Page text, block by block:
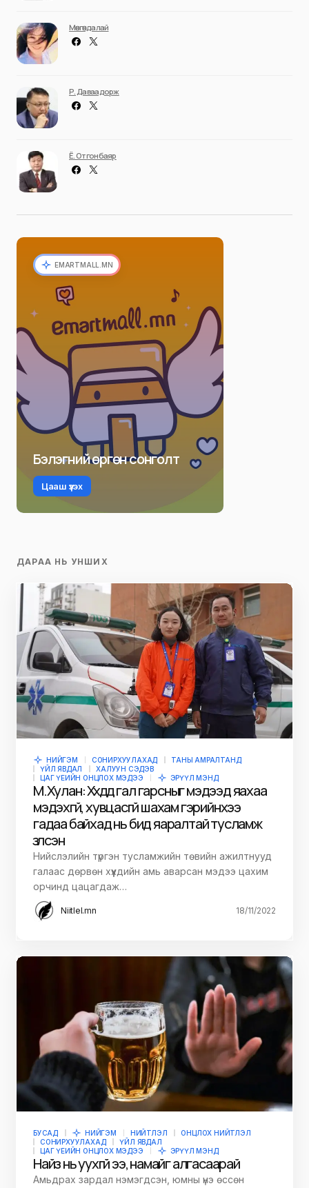
Мөнгөндалай
Р. Даваадорж
Ё. Отгонбаяр
EMARTMALL.MN
Бэлэгний өргөн сонголт
Цааш үзэх
ДАРАА НЬ УНШИХ
НИЙГЭМ СОНИРХУУЛАХАД
ТАНЫ АМРАЛТАНД
ҮЙЛ ЯВДАЛ
ХАЛУУН СЭДЭВ
ЦАГ ҮЕИЙН ОНЦЛОХ МЭДЭЭ
ЭРҮҮЛ МЭНД
М.Хулан: Хүүхдүүд гал гарсныг мэдээд яахаа
мэдэхгүй, хувцасгүй шахам гэрийнхээ
гадаа байхад нь бид яаралтай тусламж
үзүүлсэн
Нийслэлийн түргэн тусламжийн төвийн ажилтнууд
галаас дөрвөн хүүхдийн амь аварсан мэдээ цахим
орчинд цацагдаж…
Niitlel.mn 18/11/2022
БУСАД НИЙГЭМ НИЙТЛЭЛ
ОНЦЛОХ НИЙТЛЭЛ
СОНИРХУУЛАХАД
ҮЙЛ ЯВДАЛ
ЦАГ ҮЕИЙН ОНЦЛОХ МЭДЭЭ
ЭРҮҮЛ МЭНД
Найз нь уухгүй ээ, намайг алгасаарай
Амьдрах зардал нэмэгдсэн, юмны үнэ өссөн